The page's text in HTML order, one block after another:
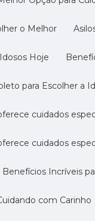
o Melhor
Hoje
para Escolher a
cuidados
cuidados
Benefícios Incríveis
com Carinho